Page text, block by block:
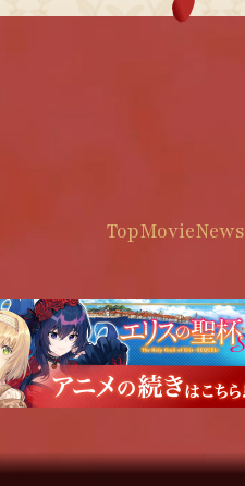
TopMovieNews